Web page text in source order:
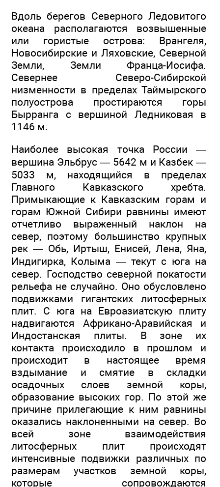
Вдоль берегов Северного Ледовитого
океана располагаются возвышенные
или гористые острова: Врангеля,
Новосибирские и Ляховские, Северной
Земли, Земли Франца-Иосифа.
Севернее Северо-Сибирской
низменности в пределах Таймырского
полуострова простираются горы
Бырранга с вершиной Ледниковая в
1146 м.
Наиболее высокая точка России —
вершина Эльбрус — 5642 м и Казбек —
5033 м, находящийся в пределах
Главного Кавказского хребта.
Примыкающие к Кавказским горам и
горам Южной Сибири равнины имеют
отчетливо выраженный наклон на
север, поэтому большинство крупных
рек — Обь, Иртыш, Енисей, Лена, Яна,
Индигирка, Колыма — текут с юга на
север. Господство северной покатости
рельефа не случайно. Оно обусловлено
подвижками гигантских литосферных
плит. С юга на Евроазиатскую плиту
надвигаются Африкано-Аравийская и
Индостанская плиты. В зоне их
контакта происходило в прошлом и
происходит в настоящее время
вздымание и смятие в складки
осадочных слоев земной коры,
образование высоких гор. По этой же
причине прилегающие к ним равнины
оказались наклоненными на север. Во
всей зоне взаимодействия
литосферных плит происходят
интенсивные подвижки различных по
размерам участков земной коры,
которые сопровождаются